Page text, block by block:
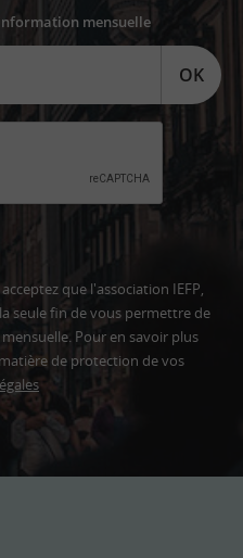
mensuelle
OK
que l'association IEFP,
seule fin de vous permettre de
Pour en savoir plus
de protection de vos